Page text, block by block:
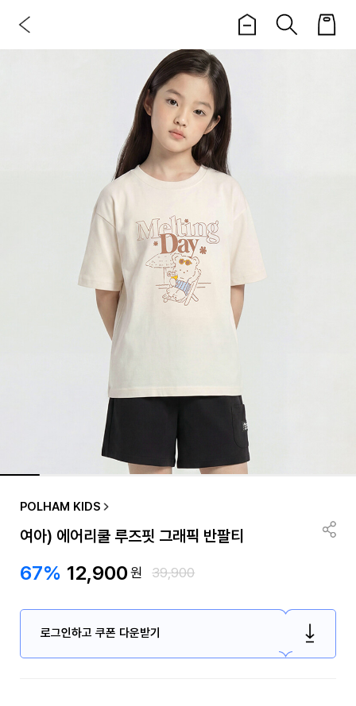
POLHAM KIDS
여아) 에어리쿨 루즈핏 그래픽 반팔티
67% 12,900원 39,900
로그인하고 쿠폰 다운받기